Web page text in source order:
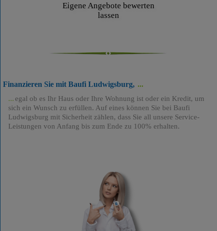
Eigene Angebote bewerten
lassen
Finanzieren Sie mit Baufi Ludwigsburg,
egal ob es Ihr Haus oder Ihre Wohnung ist oder ein Kredit, um
sich ein Wunsch zu erfüllen. Auf eines können Sie bei Baufi
Ludwigsburg mit Sicherheit zählen, dass Sie all unsere Service-
Leistungen von Anfang bis zum Ende zu 100% erhalten.